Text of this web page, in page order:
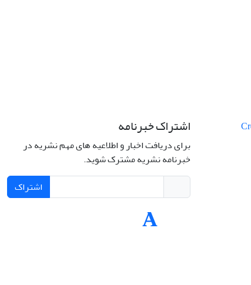
اشتراک خبرنامه
برای دریافت اخبار و اطلاعیه های مهم نشریه در
خبرنامه نشریه مشترک شوید.
اشتراک